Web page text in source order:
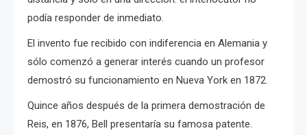
podía responder de inmediato.
El invento fue recibido con indiferencia en Alemania y
sólo comenzó a generar interés cuando un profesor
demostró su funcionamiento en Nueva York en 1872.
Quince años después de la primera demostración de
Reis, en 1876, Bell presentaría su famosa patente.